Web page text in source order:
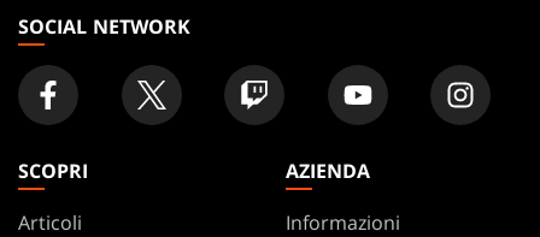
SOCIAL NETWORK
SCOPRI
Articoli
AZIENDA
Informazioni